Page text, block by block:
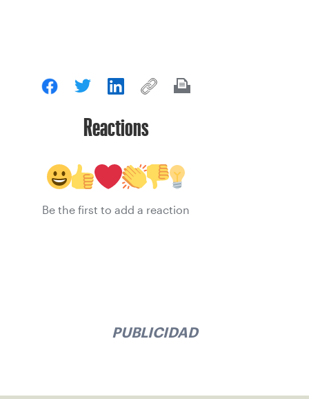
Reactions
Be the first to add a reaction
PUBLICIDAD